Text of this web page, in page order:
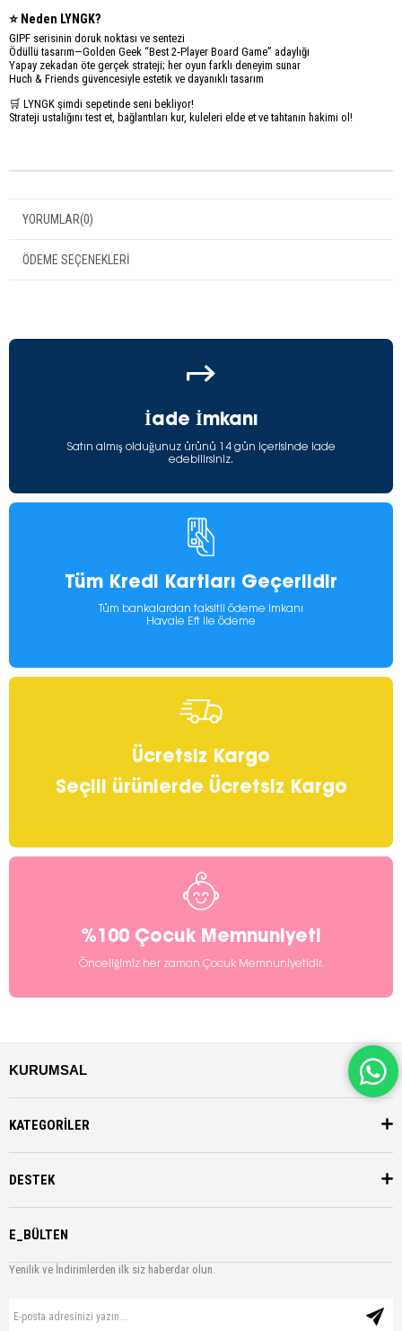
⭐ Neden LYNGK?
GIPF serisinin doruk noktası ve sentezi
Ödüllü tasarım—Golden Geek “Best 2‑Player Board Game” adaylığı
Yapay zekadan öte gerçek strateji; her oyun farklı deneyim sunar
Huch & Friends güvencesiyle estetik ve dayanıklı tasarım
🛒 LYNGK şimdi sepetinde seni bekliyor!
Strateji ustalığını test et, bağlantıları kur, kuleleri elde et ve tahtanın hakimi ol!
YORUMLAR(0)
ÖDEME SEÇENEKLERI
İade İmkanı
Satın almış olduğunuz ürünü 14 gün içerisinde iade
edebilirsiniz.
Tüm Kredi Kartları Geçerlidir
Tüm bankalardan taksitli ödeme imkanı
Havale Eft ile ödeme
Ücretsiz Kargo
Seçili ürünlerde Ücretsiz Kargo
%100 Çocuk Memnuniyeti
Önceliğimiz her zaman Çocuk Memnuniyetidir.
KURUMSAL
KATEGORİLER
DESTEK
E_BÜLTEN
Yenilik ve İndirimlerden ilk siz haberdar olun.